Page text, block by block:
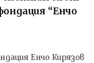
“Енчо
Енчо Кирязов